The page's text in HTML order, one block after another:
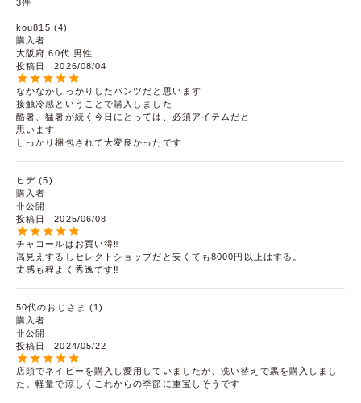
3
kou815
4
購入者
大阪府 60代 男性
投稿日
2026/08/04
なかなかしっかりしたパンツだと思います
接触冷感ということで購入しました
酷暑、猛暑が続く今日にとっては、必須アイテムだと
思います
しっかり梱包されて大変良かったです
ヒデ
5
購入者
非公開
投稿日
2025/06/08
チャコールはお買い得‼️
高見えするしセレクトショップだと安くても8000円以上はする。
丈感も程よく秀逸です‼️
50代のおじさま
1
購入者
非公開
投稿日
2024/05/22
店頭でネイビーを購入し愛用していましたが、洗い替えで黒を購入しまし
た。軽量で涼しくこれからの季節に重宝しそうです